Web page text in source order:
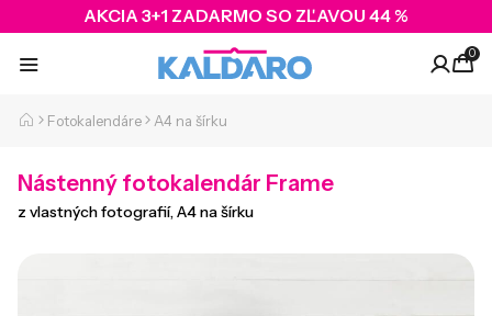
AKCIA 3+1 ZADARMO SO ZĽAVOU 44 %
0
Fotokalendáre A4 na šírku
Nástenný fotokalendár Frame
z vlastných fotografií, A4 na šírku